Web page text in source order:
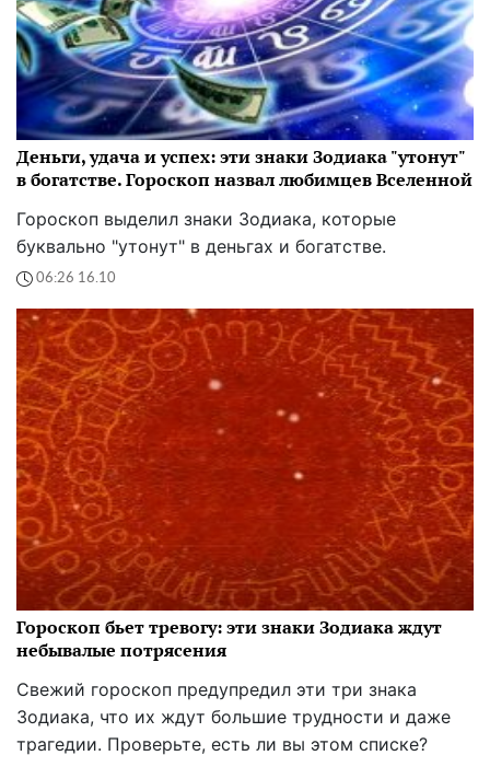
Деньги, удача и успех: эти знаки Зодиака "утонут"
в богатстве. Гороскоп назвал любимцев Вселенной
Гороскоп выделил знаки Зодиака, которые
буквально "утонут" в деньгах и богатстве.
06:26 16.10
Гороскоп бьет тревогу: эти знаки Зодиака ждут
небывалые потрясения
Свежий гороскоп предупредил эти три знака
Зодиака, что их ждут большие трудности и даже
трагедии. Проверьте, есть ли вы этом списке?